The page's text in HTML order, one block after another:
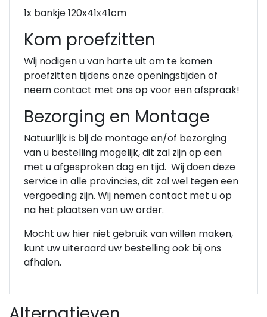
1x bankje 120x41x41cm
Kom proefzitten
Wij nodigen u van harte uit om te komen
proefzitten tijdens onze openingstijden of
neem contact met ons op voor een afspraak!
Bezorging en Montage
Natuurlijk is bij de montage en/of bezorging
van u bestelling mogelijk, dit zal zijn op een
met u afgesproken dag en tijd. Wij doen deze
service in alle provincies, dit zal wel tegen een
vergoeding zijn. Wij nemen contact met u op
na het plaatsen van uw order.
Mocht uw hier niet gebruik van willen maken,
kunt uw uiteraard uw bestelling ook bij ons
afhalen.